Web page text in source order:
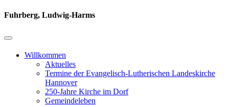
Fuhrberg, Ludwig-Harms
Willkommen
Aktuelles
Termine der Evangelisch-Lutherischen Landeskirche
Hannover
250-Jahre Kirche im Dorf
Gemeindeleben